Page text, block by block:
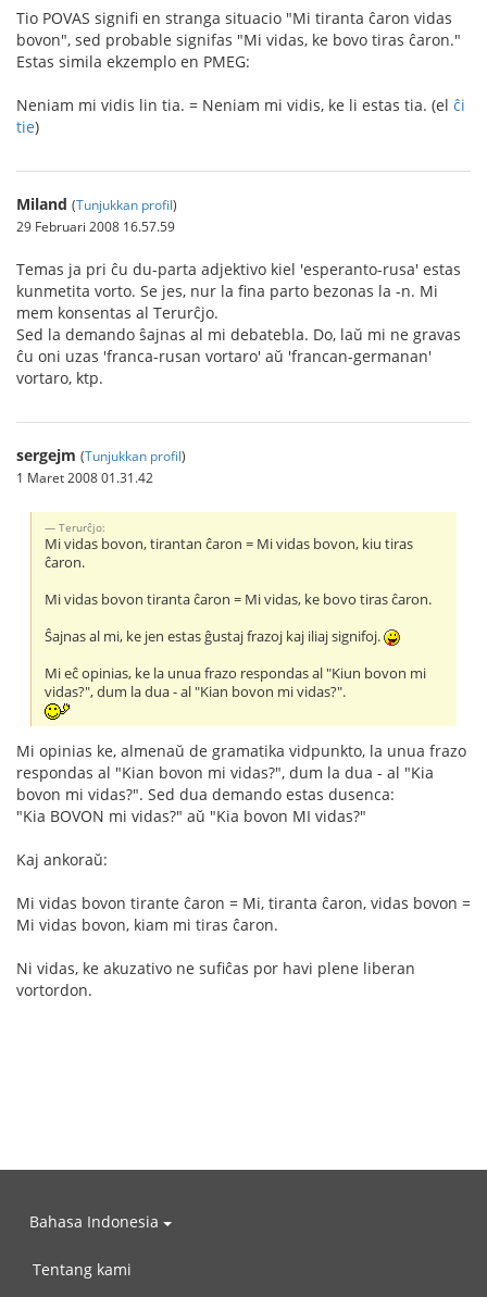
Tio POVAS signifi en stranga situacio "Mi tiranta ĉaron vidas
bovon", sed probable signifas "Mi vidas, ke bovo tiras ĉaron."
Estas simila ekzemplo en PMEG:
Neniam mi vidis lin tia. = Neniam mi vidis, ke li estas tia. (el ĉi
tie)
Miland (Tunjukkan profil)
29 Februari 2008 16.57.59
Temas ja pri ĉu du-parta adjektivo kiel 'esperanto-rusa' estas
kunmetita vorto. Se jes, nur la fina parto bezonas la -n. Mi
mem konsentas al Terurĉjo.
Sed la demando ŝajnas al mi debatebla. Do, laŭ mi ne gravas
ĉu oni uzas 'franca-rusan vortaro' aŭ 'francan-germanan'
vortaro, ktp.
sergejm (Tunjukkan profil)
1 Maret 2008 01.31.42
Terurĉjo:
Mi vidas bovon, tirantan ĉaron = Mi vidas bovon, kiu tiras
ĉaron.
Mi vidas bovon tiranta ĉaron = Mi vidas, ke bovo tiras ĉaron.
Ŝajnas al mi, ke jen estas ĝustaj frazoj kaj iliaj signifoj.
Mi eĉ opinias, ke la unua frazo respondas al "Kiun bovon mi
vidas?", dum la dua - al "Kian bovon mi vidas?".
Mi opinias ke, almenaŭ de gramatika vidpunkto, la unua frazo
respondas al "Kian bovon mi vidas?", dum la dua - al "Kia
bovon mi vidas?". Sed dua demando estas dusenca:
"Kia BOVON mi vidas?" aŭ "Kia bovon MI vidas?"
Kaj ankoraŭ:
Mi vidas bovon tirante ĉaron = Mi, tiranta ĉaron, vidas bovon =
Mi vidas bovon, kiam mi tiras ĉaron.
Ni vidas, ke akuzativo ne sufiĉas por havi plene liberan
vortordon.
Bahasa Indonesia
Tentang kami